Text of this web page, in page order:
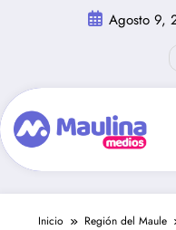
Agosto 9,
Inicio Región del Maule